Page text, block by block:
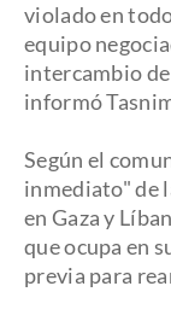
violado en
equipo
intercambio
informó
Según el
inmediato" de
en Gaza y
que ocupa en
previa para